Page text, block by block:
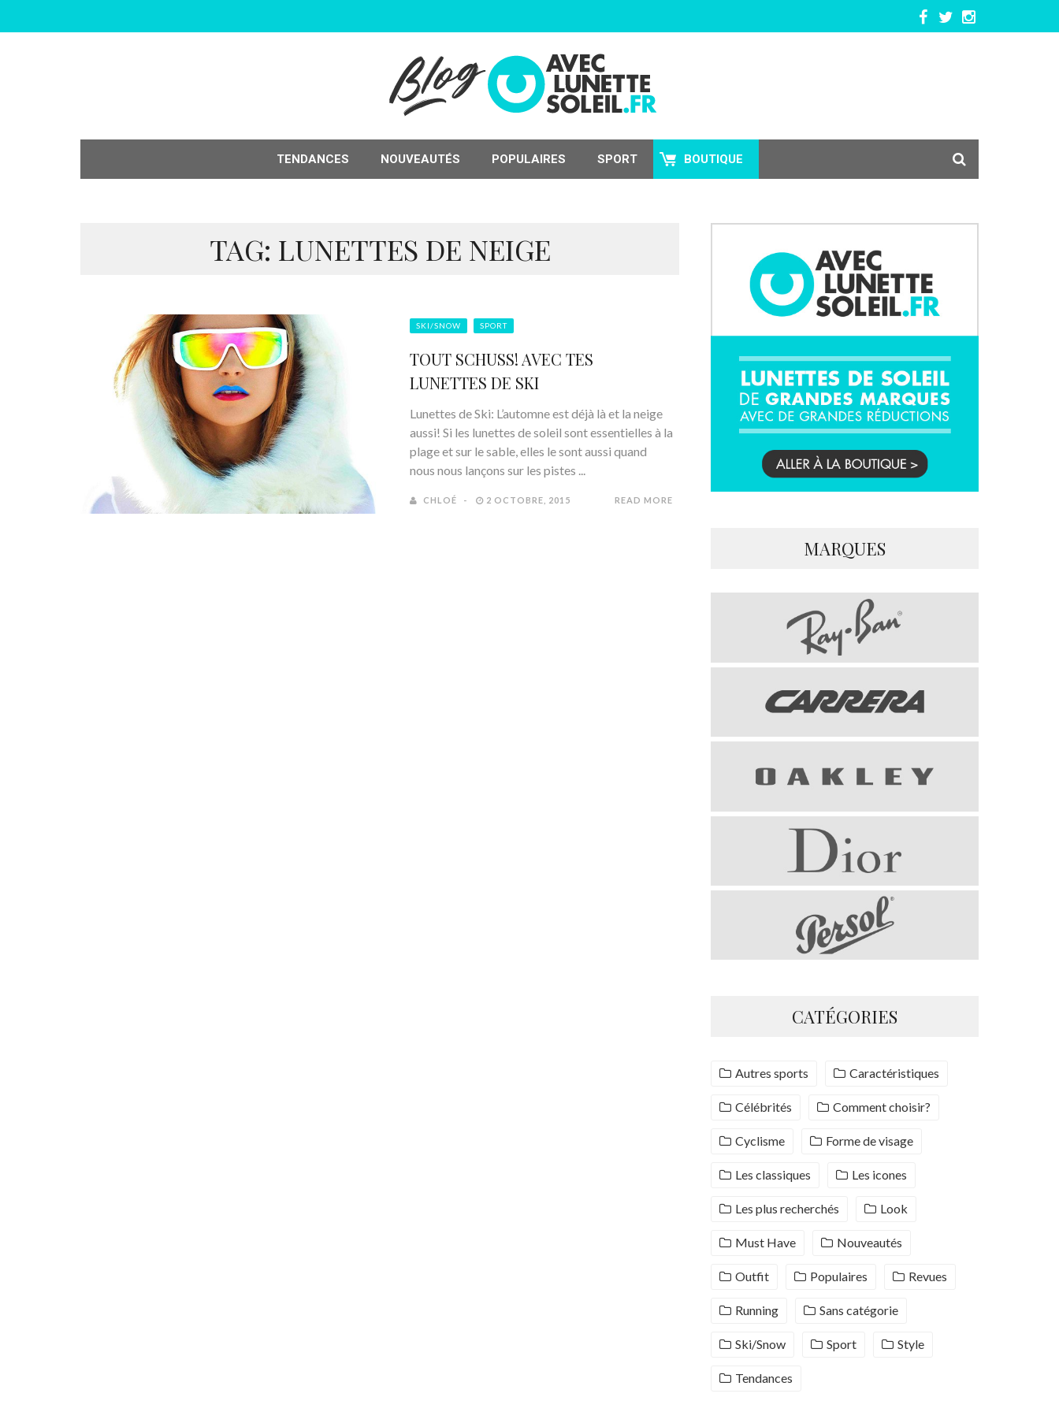
TENDANCES NOUVEAUTÉS POPULAIRES SPORT BOUTIQUE
TAG: LUNETTES DE NEIGE
SKI/SNOW SPORT
TOUT SCHUSS! AVEC TES
LUNETTES DE SKI
Lunettes de Ski: L’automne est déjà là et la neige
aussi! Si les lunettes de soleil sont essentielles à la
plage et sur le sable, elles le sont aussi quand
nous nous lançons sur les pistes ...
CHLOÉ 2 OCTOBRE, 2015 READ MORE
MARQUES
CATÉGORIES
Autres sports Caractéristiques
Célébrités Comment choisir?
Cyclisme Forme de visage
Les classiques Les icones
Les plus recherchés Look
Must Have Nouveautés
Outfit Populaires Revues
Running Sans catégorie
Ski/Snow Sport Style
Tendances